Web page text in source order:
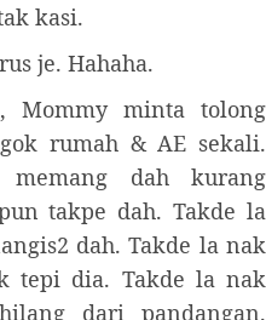
kasi.
je. Hahaha.
Mommy minta tolong
rumah & AE sekali.
dah kurang
takpe dah. Takde la
dah. Takde la nak
tepi dia. Takde la nak
dari pandangan.